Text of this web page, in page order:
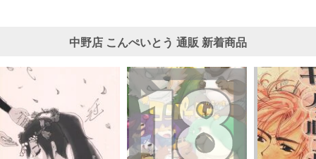
中野店 こんぺいとう 通販 新着商品